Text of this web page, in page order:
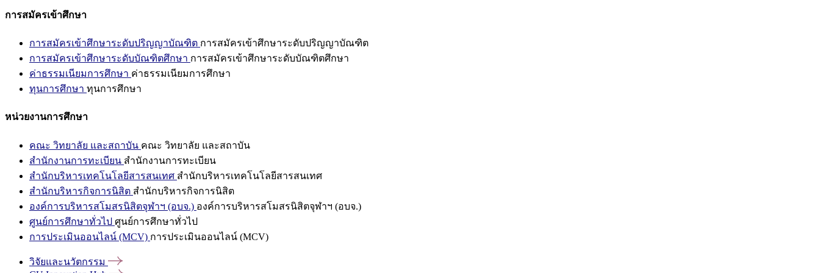
การสมัครเข้าศึกษา
การสมัครเข้าศึกษาระดับปริญญาบัณฑิต การสมัครเข้าศึกษาระดับปริญญาบัณฑิต
การสมัครเข้าศึกษาระดับบัณฑิตศึกษา การสมัครเข้าศึกษาระดับบัณฑิตศึกษา
ค่าธรรมเนียมการศึกษา ค่าธรรมเนียมการศึกษา
ทุนการศึกษา ทุนการศึกษา
หน่วยงานการศึกษา
คณะ วิทยาลัย และสถาบัน คณะ วิทยาลัย และสถาบัน
สำนักงานการทะเบียน สำนักงานการทะเบียน
สำนักบริหารเทคโนโลยีสารสนเทศ สำนักบริหารเทคโนโลยีสารสนเทศ
สำนักบริหารกิจการนิสิต สำนักบริหารกิจการนิสิต
องค์การบริหารสโมสรนิสิตจุฬาฯ (อบจ.) องค์การบริหารสโมสรนิสิตจุฬาฯ (อบจ.)
ศูนย์การศึกษาทั่วไป ศูนย์การศึกษาทั่วไป
การประเมินออนไลน์ (MCV) การประเมินออนไลน์ (MCV)
วิจัยและนวัตกรรม